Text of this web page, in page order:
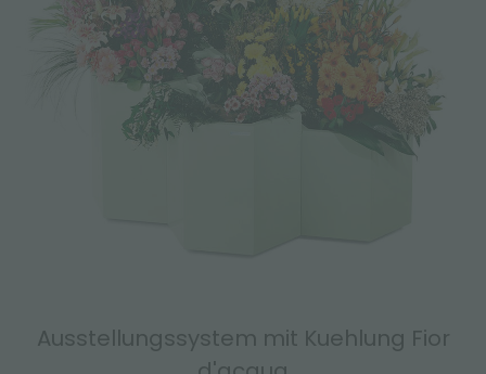
Ausstellungssystem mit Kuehlung Fior